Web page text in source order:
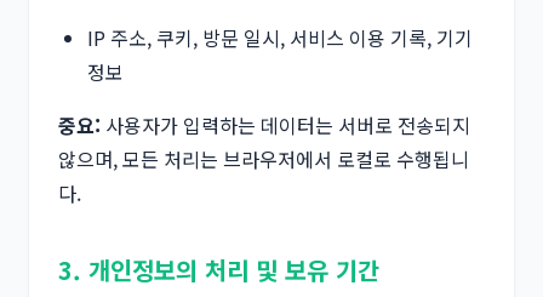
IP 주소, 쿠키, 방문 일시, 서비스 이용 기록, 기기
정보
중요: 사용자가 입력하는 데이터는 서버로 전송되지
않으며, 모든 처리는 브라우저에서 로컬로 수행됩니
다.
3. 개인정보의 처리 및 보유 기간